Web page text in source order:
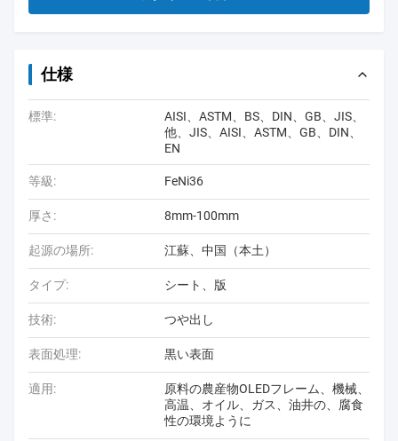
仕様
標準:
AISI、ASTM、BS、DIN、GB、JIS、
他、JIS、AISI、ASTM、GB、DIN、
EN
等級: FeNi36
厚さ: 8mm-100mm
起源の場所: 江蘇、中国（本土）
タイプ: シート、版
技術: つや出し
表面処理: 黒い表面
適用:
原料の農産物OLEDフレーム、機械、
高温、オイル、ガス、油井の、腐食
性の環境ように